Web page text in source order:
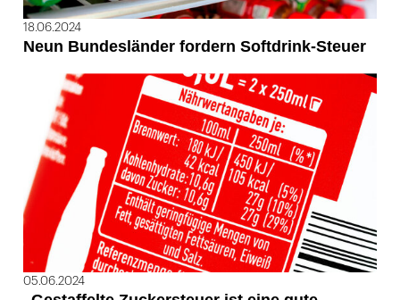
18.06.2024
Neun Bundesländer fordern Softdrink-Steuer
05.06.2024